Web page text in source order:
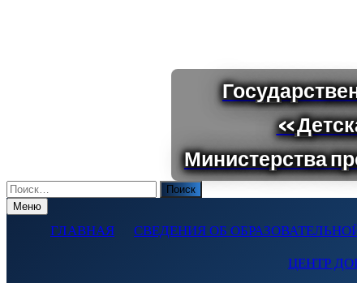
Поиск
по:Меню
ГЛАВНАЯ СВЕДЕНИЯ ОБ
ЦЕНТР